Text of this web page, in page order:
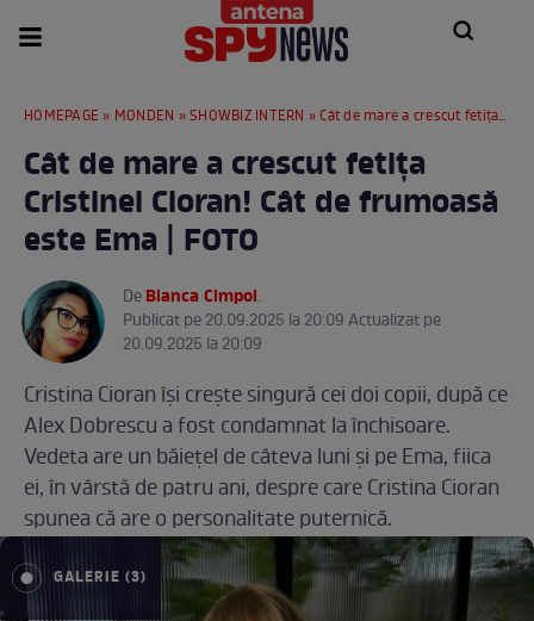
HOMEPAGE » MONDEN »SHOWBIZ INTERN » Cât de mare a crescut fetița Cristinei Cioran! Cât de frumoasă este Ema | FOTO
Cât de mare a crescut fetița
Cristinei Cioran! Cât de frumoasă
este Ema | FOTO
DeBianca Cimpoi.
Publicat pe 20.09.2025 la 20:09 Actualizat pe
20.09.2025 la 20:09
Cristina Cioran își crește singură cei doi copii, după ce
Alex Dobrescu a fost condamnat la închisoare.
Vedeta are un băiețel de câteva luni și pe Ema, fiica
ei, în vârstă de patru ani, despre care Cristina Cioran
spunea că are o personalitate puternică.
GALERIE (3)